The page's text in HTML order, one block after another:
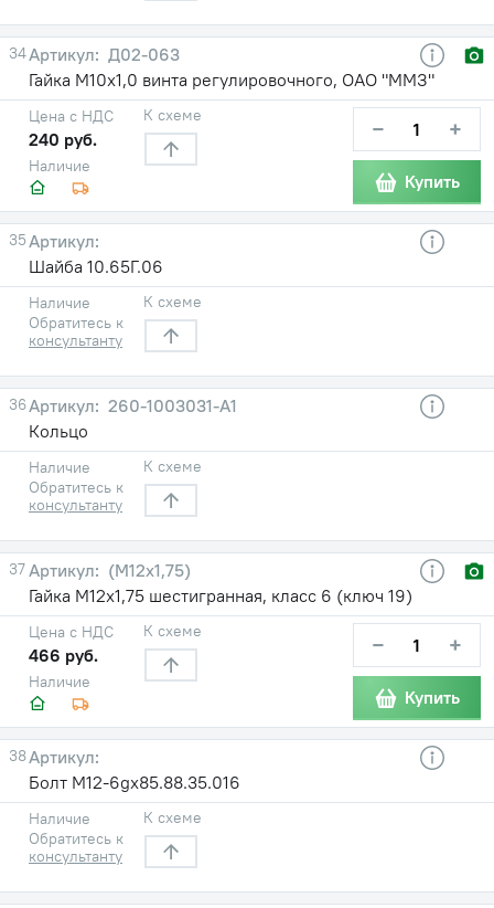
34
Д02-063
Гайка М10х1,0 винта регулировочного, ОАО "ММЗ"
Наличие
Цена с НДС
240 руб.
К схеме − +
Купить
35
Шайба 10.65Г.06
Наличие
Обратитесь к
консультанту
К схеме
36
260-1003031-А1
Кольцо
Наличие
Обратитесь к
консультанту
К схеме
37
(М12х1,75)
Гайка М12х1,75 шестигранная, класс 6 (ключ 19)
Наличие
Цена с НДС
466 руб.
К схеме − +
Купить
38
Болт М12-6gх85.88.35.016
Наличие
Обратитесь к
консультанту
К схеме